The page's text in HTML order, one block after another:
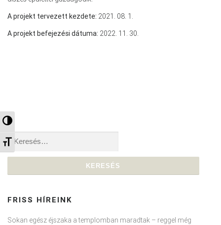
Nagy kontraszt váltása
Betűméret váltása
A projekt tervezett kezdete: 2021. 08. 1.
A projekt befejezési dátuma: 2022. 11. 30.
Keresés:
FRISS HÍREINK
Sokan egész éjszaka a templomban maradtak – reggel még